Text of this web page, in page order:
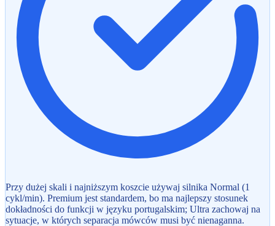
Przy dużej skali i najniższym koszcie używaj silnika Normal (1
cykl/min). Premium jest standardem, bo ma najlepszy stosunek
dokładności do funkcji w języku portugalskim; Ultra zachowaj na
sytuacje, w których separacja mówców musi być nienaganna.